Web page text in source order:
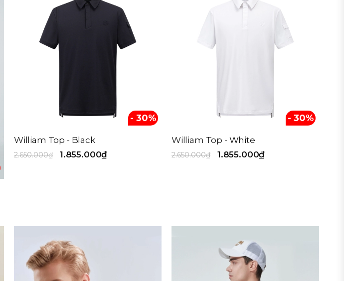
- 30%
William Top - Black
2.650.000₫ 1.855.000₫
- 30%
William Top - White
2.650.000₫ 1.855.000₫